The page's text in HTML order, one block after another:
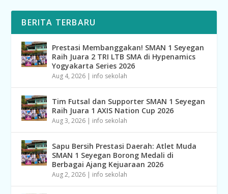
BERITA TERBARU
Prestasi Membanggakan! SMAN 1 Seyegan
Raih Juara 2 TRI LTB SMA di Hypenamics
Yogyakarta Series 2026
Aug 4, 2026 | info sekolah
Tim Futsal dan Supporter SMAN 1 Seyegan
Raih Juara 1 AXIS Nation Cup 2026
Aug 3, 2026 | info sekolah
Sapu Bersih Prestasi Daerah: Atlet Muda
SMAN 1 Seyegan Borong Medali di
Berbagai Ajang Kejuaraan 2026
Aug 2, 2026 | info sekolah